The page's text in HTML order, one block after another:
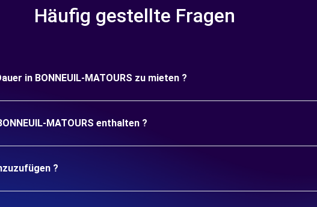
Häufig gestellte Fragen
in BONNEUIL-MATOURS zu mieten ?
MATOURS enthalten ?
?